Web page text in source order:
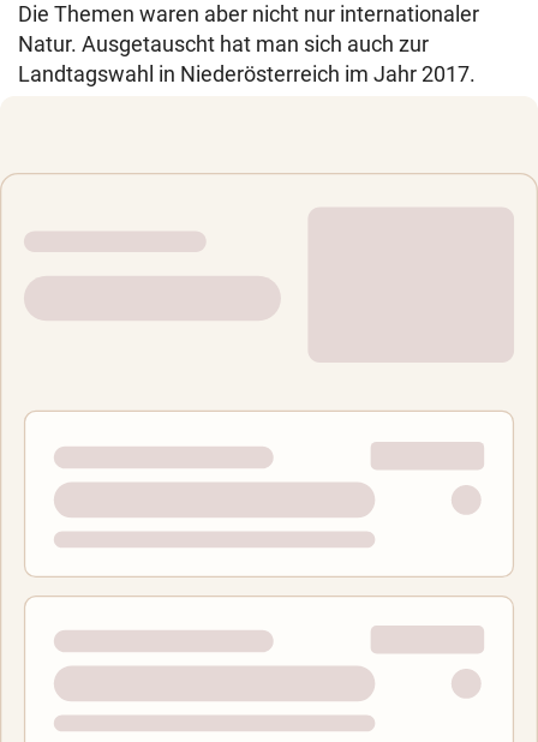
Die Themen waren aber nicht nur internationaler
Natur. Ausgetauscht hat man sich auch zur
Landtagswahl in Niederösterreich im Jahr 2017.